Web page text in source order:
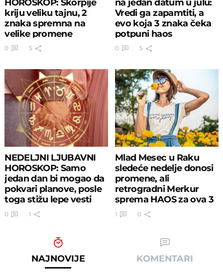
kriju veliku tajnu, 2
znaka spremna na
velike promene
0 5
Vredi ga zapamtiti, a
evo koja 3 znaka čeka
potpuni haos
0 5
NEDELJNI LJUBAVNI
HOROSKOP: Samo
jedan dan bi mogao da
pokvari planove, posle
toga stižu lepe vesti
0 1
Mlad Mesec u Raku
sledeće nedelje donosi
promene, ali
retrogradni Merkur
sprema HAOS za ova 3
znaka
1 0
NAJNOVIJE KOMENTARI